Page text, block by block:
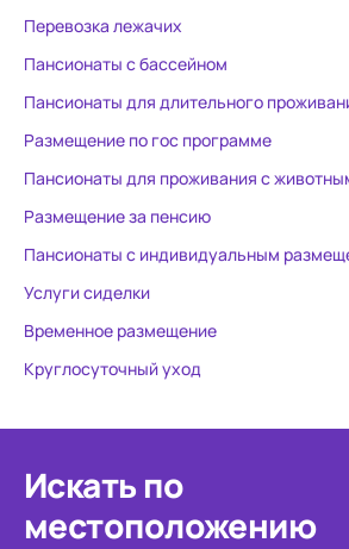
Перевозка лежачих
Пансионаты с бассейном
Пансионаты для длительного
Размещение по гос программе
Пансионаты для проживания с
Размещение за пенсию
Пансионаты с индивидуальным
Услуги сиделки
Временное размещение
Круглосуточный уход
Искать по
местоположению